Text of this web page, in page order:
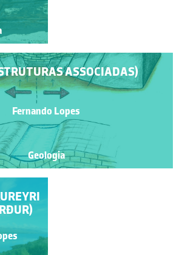
ASSOCIADAS)
Fernando Lopes
Geologia